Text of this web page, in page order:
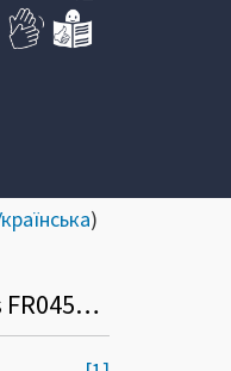
)
Informacinis pranešimas dėl nenuolatinio Lietuvos gyventojo pajamų mokesčio nuo B klasės pajamų deklaracijos FR0459 formos, jos užpildymo ir pateikimo tvarkos aprašo patvirtinimo pakeitimo